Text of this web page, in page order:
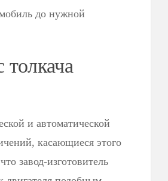
до нужной
и автоматической
касающиеся этого
завод-изготовитель